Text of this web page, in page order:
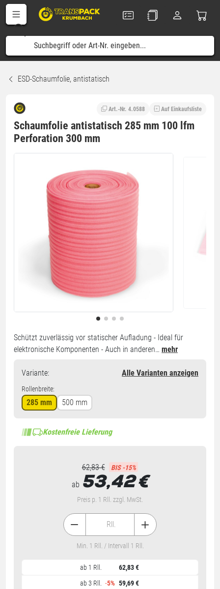
ESD-Schaumfolie, antistatisch
Art.-Nr. 4.0588 Auf Einkaufsliste
Schaumfolie antistatisch 285 mm 100 lfm
Perforation 300 mm
Schützt zuverlässig vor statischer Aufladung - Ideal für
elektronische Komponenten - Auch in anderen… mehr
Variante: Alle Varianten anzeigen
Rollenbreite:
285 mm 500 mm
Kostenfreie Lieferung
62,83 € BIS -15%
ab 53,42€
Preis p. 1 Rll. zzgl. MwSt.
ab 1 Rll.
62,83 €
ab 3 Rll.
-5% 59,69 €
Rll.
Min. 1 Rll. / Intervall 1 Rll.